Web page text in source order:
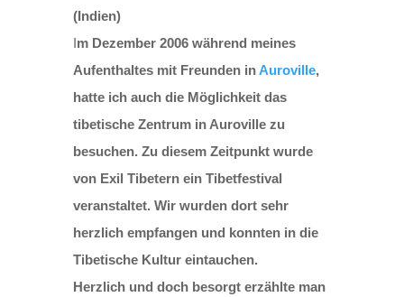
(Indien)
Im Dezember 2006 während meines
Aufenthaltes mit Freunden inAuroville,
hatte ich auch die Möglichkeit das
tibetische Zentrum in Auroville zu
besuchen. Zu diesem Zeitpunkt wurde
von Exil Tibetern ein Tibetfestival
veranstaltet. Wir wurden dort sehr
herzlich empfangen und konnten in die
Tibetische Kultur eintauchen.
Herzlich und doch besorgt erzählte man